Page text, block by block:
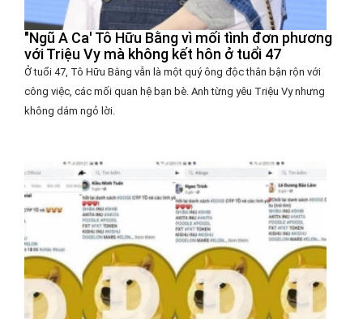
"Ngũ A Ca' Tô Hữu Bằng vì mối tình đơn phương
với Triệu Vy mà không kết hôn ở tuổi 47
Ở tuổi 47, Tô Hữu Bằng vẫn là một quý ông độc thân bận rộn với
công việc, các mối quan hệ bạn bè. Anh từng yêu Triệu Vy nhưng
không dám ngỏ lời.